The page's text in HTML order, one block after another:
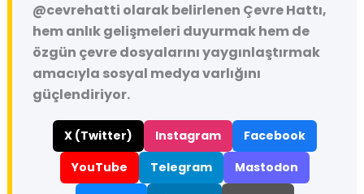
@cevrehatti olarak belirlenen Çevre Hattı,
hem anlık gelişmeleri duyurmak hem de
özgün çevre dosyalarını yaygınlaştırmak
amacıyla sosyal medya varlığını
güçlendiriyor.
X (Twitter) Instagram
Facebook
YouTube
Telegram
Mastodon